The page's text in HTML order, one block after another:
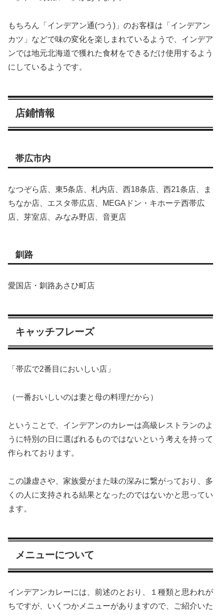
もちろん「インデアン通(つう)」のお客様は「インデアン
カツ」などで味の変化を楽しまれているようで、インデア
ンでは地元北海道で獲れた食材をできるだけ使用するよう
にしているようです。
店鋪情報
帯広市内
なつぞら店、東5条店、札内店、西18条店、西21条店、ま
ちなか店、エスタ帯広店、MEGAドン・キホーテ西帯広
店、芽室店、みなみ野店、音更店
釧路
愛国店・釧路あさひ町店
キャッチフレーズ
「帯広で2番目においしい店」
（一番おいしいのは妻と母の料理だから）
ということで、インデアンのカレーは高級レストランのよ
うに特別の日に選ばれるものではないという考えを持って
作られております。
この謙虚さや、家族愛がまた味の深みに繋がっており、多
くの人に支持される結果となったのではないかと思ってい
ます。
メニューについて
インデアンカレーには、前述のとおり、１種類と思われが
ちですが、いくつかメニューがありますので、ご紹介いた